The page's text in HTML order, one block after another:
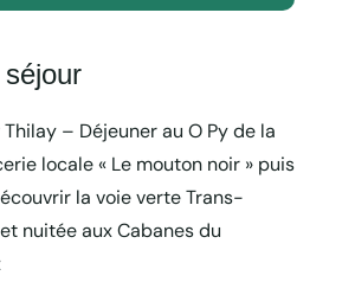
– Déjeuner au O Py de la
locale « Le mouton noir » puis
la voie verte Trans-
nuitée aux Cabanes du